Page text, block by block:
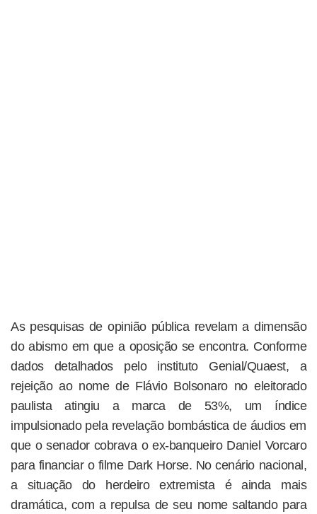
As pesquisas de opinião pública revelam a dimensão
do abismo em que a oposição se encontra. Conforme
dados detalhados pelo instituto Genial/Quaest, a
rejeição ao nome de Flávio Bolsonaro no eleitorado
paulista atingiu a marca de 53%, um índice
impulsionado pela revelação bombástica de áudios em
que o senador cobrava o ex-banqueiro Daniel Vorcaro
para financiar o filme Dark Horse. No cenário nacional,
a situação do herdeiro extremista é ainda mais
dramática, com a repulsa de seu nome saltando para